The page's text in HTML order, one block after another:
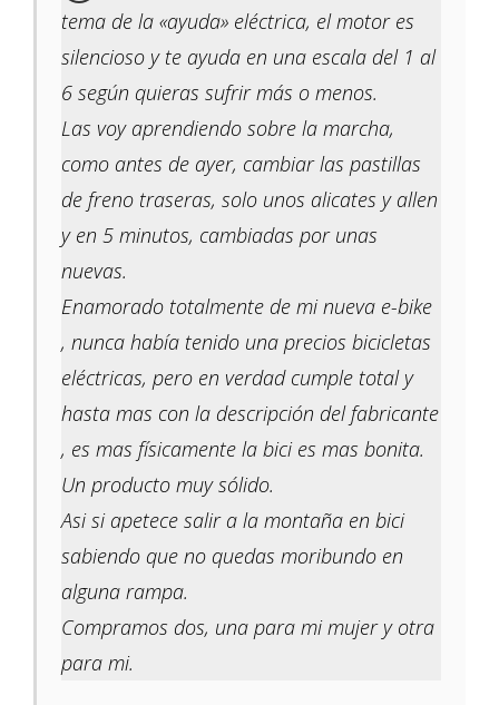
tema de la «ayuda» eléctrica, el motor es
silencioso y te ayuda en una escala del 1 al
6 según quieras sufrir más o menos.
Las voy aprendiendo sobre la marcha,
como antes de ayer, cambiar las pastillas
de freno traseras, solo unos alicates y allen
y en 5 minutos, cambiadas por unas
nuevas.
Enamorado totalmente de mi nueva e-bike
, nunca había tenido una precios bicicletas
eléctricas, pero en verdad cumple total y
hasta mas con la descripción del fabricante
, es mas físicamente la bici es mas bonita.
Un producto muy sólido.
Asi si apetece salir a la montaña en bici
sabiendo que no quedas moribundo en
alguna rampa.
Compramos dos, una para mi mujer y otra
para mi.